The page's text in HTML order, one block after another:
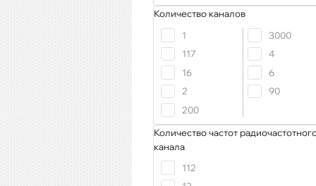
Количество каналов
1
117
16
2
200
3000
4
6
90
Количество частот
канала
112